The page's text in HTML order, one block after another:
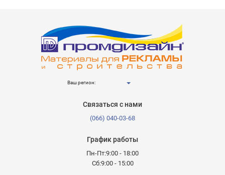
Ваш регион:
Связаться с нами
(066) 040-03-68
График работы
Пн-Пт:9:00 - 18:00
Сб:9:00 - 15:00